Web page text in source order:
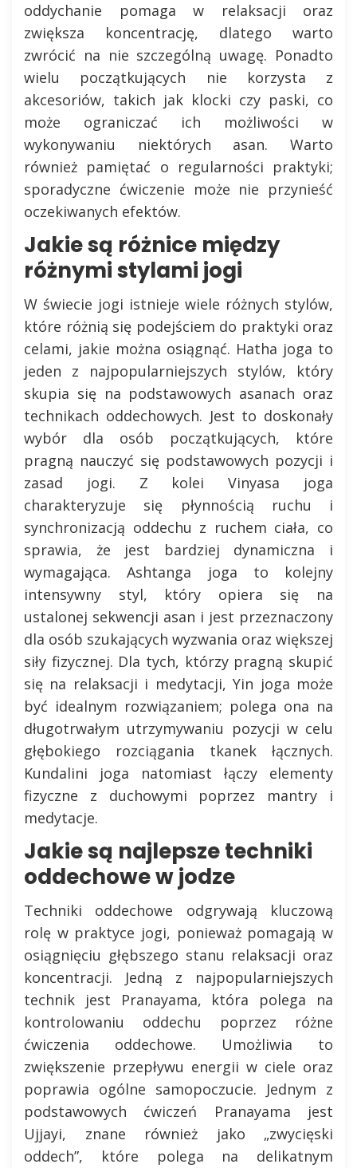
oddychanie pomaga w relaksacji oraz
zwiększa koncentrację, dlatego warto
zwrócić na nie szczególną uwagę. Ponadto
wielu początkujących nie korzysta z
akcesoriów, takich jak klocki czy paski, co
może ograniczać ich możliwości w
wykonywaniu niektórych asan. Warto
również pamiętać o regularności praktyki;
sporadyczne ćwiczenie może nie przynieść
oczekiwanych efektów.
Jakie są różnice między
różnymi stylami jogi
W świecie jogi istnieje wiele różnych stylów,
które różnią się podejściem do praktyki oraz
celami, jakie można osiągnąć. Hatha joga to
jeden z najpopularniejszych stylów, który
skupia się na podstawowych asanach oraz
technikach oddechowych. Jest to doskonały
wybór dla osób początkujących, które
pragną nauczyć się podstawowych pozycji i
zasad jogi. Z kolei Vinyasa joga
charakteryzuje się płynnością ruchu i
synchronizacją oddechu z ruchem ciała, co
sprawia, że jest bardziej dynamiczna i
wymagająca. Ashtanga joga to kolejny
intensywny styl, który opiera się na
ustalonej sekwencji asan i jest przeznaczony
dla osób szukających wyzwania oraz większej
siły fizycznej. Dla tych, którzy pragną skupić
się na relaksacji i medytacji, Yin joga może
być idealnym rozwiązaniem; polega ona na
długotrwałym utrzymywaniu pozycji w celu
głębokiego rozciągania tkanek łącznych.
Kundalini joga natomiast łączy elementy
fizyczne z duchowymi poprzez mantry i
medytacje.
Jakie są najlepsze techniki
oddechowe w jodze
Techniki oddechowe odgrywają kluczową
rolę w praktyce jogi, ponieważ pomagają w
osiągnięciu głębszego stanu relaksacji oraz
koncentracji. Jedną z najpopularniejszych
technik jest Pranayama, która polega na
kontrolowaniu oddechu poprzez różne
ćwiczenia oddechowe. Umożliwia to
zwiększenie przepływu energii w ciele oraz
poprawia ogólne samopoczucie. Jednym z
podstawowych ćwiczeń Pranayama jest
Ujjayi, znane również jako „zwycięski
oddech”, które polega na delikatnym